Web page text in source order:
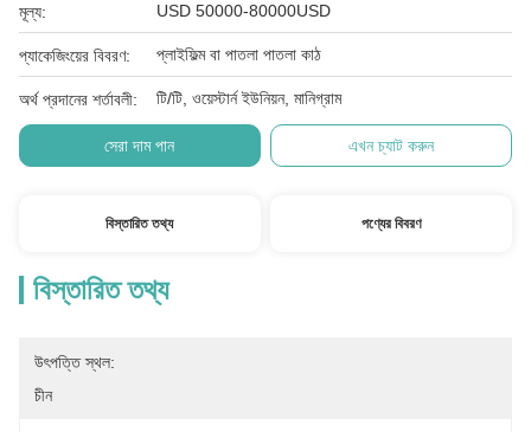
মূল্য: USD 50000-80000USD
প্যাকেজিংয়ের বিবরণ: প্লাইফিল্ম বা পাতলা পাতলা কাঠ
অর্থ প্রদানের শর্তাবলী: টি/টি, ওয়েস্টার্ন ইউনিয়ন, মানিগ্রাম
সেরা দাম পান এখন চ্যাট করুন
বিস্তারিত তথ্য পণ্যের বিবরণ
বিস্তারিত তথ্য
উৎপত্তি স্থল:
চীন